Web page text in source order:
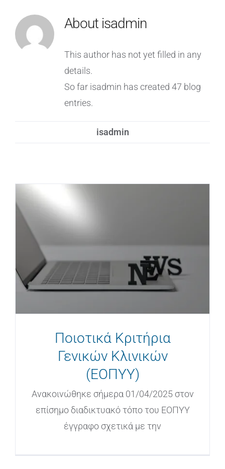
About isadmin
This author has not yet filled in any
details.
So far isadmin has created 47 blog
entries.
isadmin
Ποιοτικά Κριτήρια
Γενικών Κλινικών
(ΕΟΠΥΥ)
Ανακοινώθηκε σήμερα 01/04/2025 στον
επίσημο διαδικτυακό τόπο του ΕΟΠΥΥ
έγγραφο σχετικά με την